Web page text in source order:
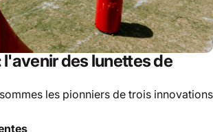
l'avenir des lunettes de
les pionniers de trois innovations